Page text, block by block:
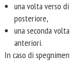
una volta verso
posteriore,
una seconda
anteriori.
In caso di